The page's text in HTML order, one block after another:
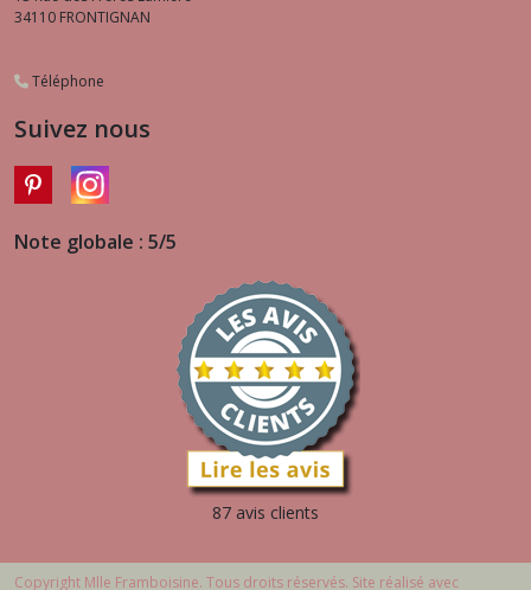
34110 FRONTIGNAN
Téléphone
Suivez nous
Note globale : 5/5
87 avis clients
Copyright Mlle Framboisine. Tous droits réservés. Site réalisé avec